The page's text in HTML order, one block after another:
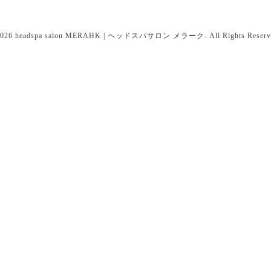
headspa salon MERAHK | ヘッドスパサロン メラーク . All Rights